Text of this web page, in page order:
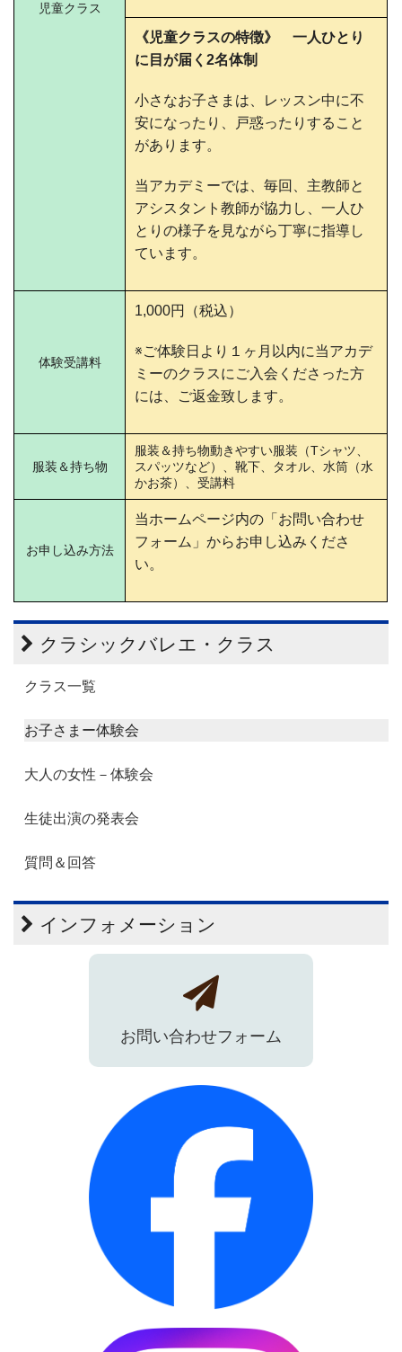
児童クラス
《児童クラスの特徴》 一人ひとり
に目が届く2名体制
小さなお子さまは、レッスン中に不
安になったり、戸惑ったりすること
があります。
当アカデミーでは、毎回、主教師と
アシスタント教師が協力し、一人ひ
とりの様子を見ながら丁寧に指導し
ています。
体験受講料
1,000円（税込）
※ご体験日より１ヶ月以内に当アカデ
ミーのクラスにご入会くださった方
には、ご返金致します。
服装＆持ち物
服装＆持ち物動きやすい服装（Tシャツ、
スパッツなど）、靴下、タオル、水筒（水
かお茶）、受講料
お申し込み方法
当ホームページ内の「お問い合わせ
フォーム」からお申し込みくださ
い。
クラシックバレエ・クラス
クラス一覧
お子さまー体験会
大人の女性－体験会
生徒出演の発表会
質問＆回答
インフォメーション
お問い合わせフォーム